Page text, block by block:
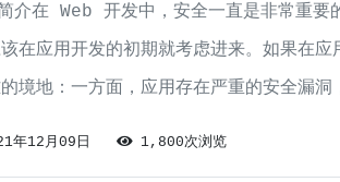
Web 开发中，安全一直是非常重要的
在应用开发的初期就考虑进来。如果在应
境地：一方面，应用存在严重的安全漏
年12月09日 1,800次浏览